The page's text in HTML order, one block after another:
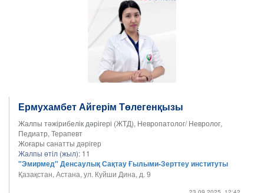
Ермухамбет Айгерім Төлегенқызы
Жалпы тәжірибелік дәрігері (ЖТД), Невропатолог/ Невролог,
Педиатр, Терапевт
Жоғары санатты дәрігер
Жалпы өтіл (жыл): 11
"Эмирмед" Денсаулық Сақтау Ғылыми-Зерттеу институты
Қазақстан, Астана, ул. Куйши Дина, д. 9